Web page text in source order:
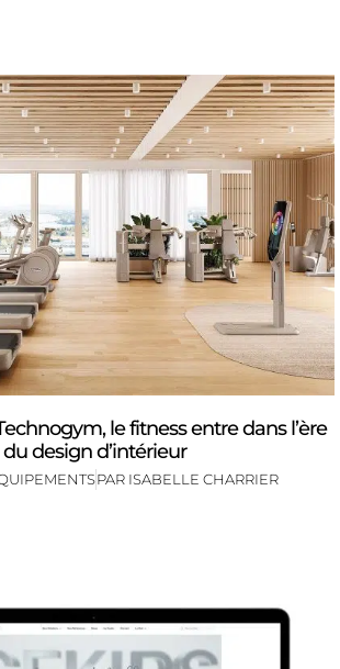
le fitness entre dans l’ère
du design d’intérieur
PAR ISABELLE CHARRIER